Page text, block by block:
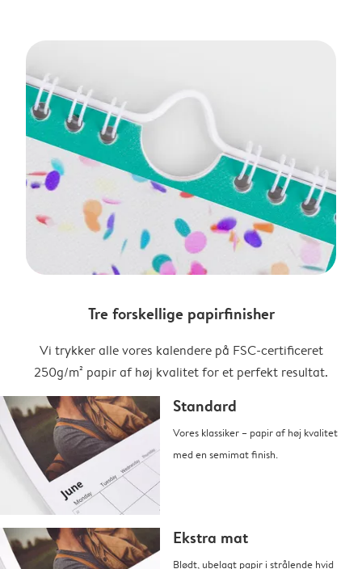
Tre forskellige papirfinisher
Vi trykker alle vores kalendere på FSC-certificeret
250g/m² papir af høj kvalitet for et perfekt resultat.
Standard
Vores klassiker – papir af høj kvalitet
med en semimat finish.
Ekstra mat
Blødt, ubelagt papir i strålende hvid